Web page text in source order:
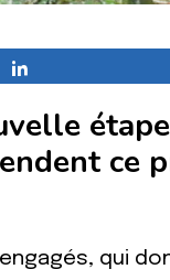
ce
qui